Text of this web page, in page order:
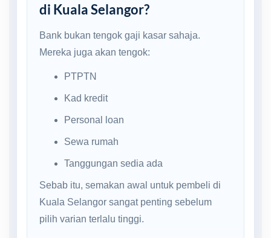
di Kuala Selangor?
Bank bukan tengok gaji kasar sahaja.
Mereka juga akan tengok:
PTPTN
Kad kredit
Personal loan
Sewa rumah
Tanggungan sedia ada
Sebab itu, semakan awal untuk pembeli di
Kuala Selangor sangat penting sebelum
pilih varian terlalu tinggi.